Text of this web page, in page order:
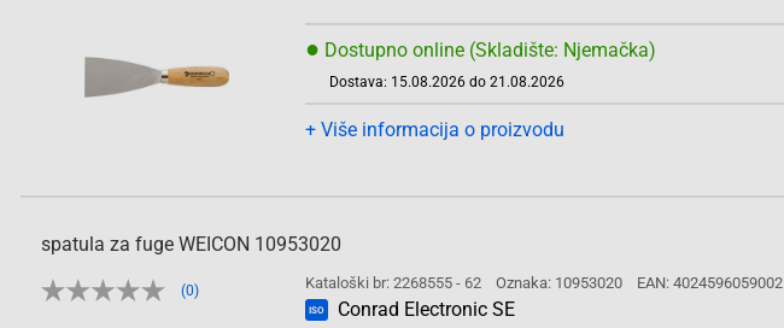
● Dostupno online (Skladište: Njemačka)
Dostava: 15.08.2026 do 21.08.2026
+ Više informacija o proizvodu
spatula za fuge WEICON 10953020
(0) Kataloški br: 2268555 - 62 Oznaka: 10953020 EAN: 4024596059002
ISO Conrad Electronic SE